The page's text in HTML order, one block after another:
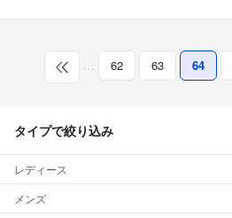
… 62 63 64
タイプで絞り込み
レディース
メンズ